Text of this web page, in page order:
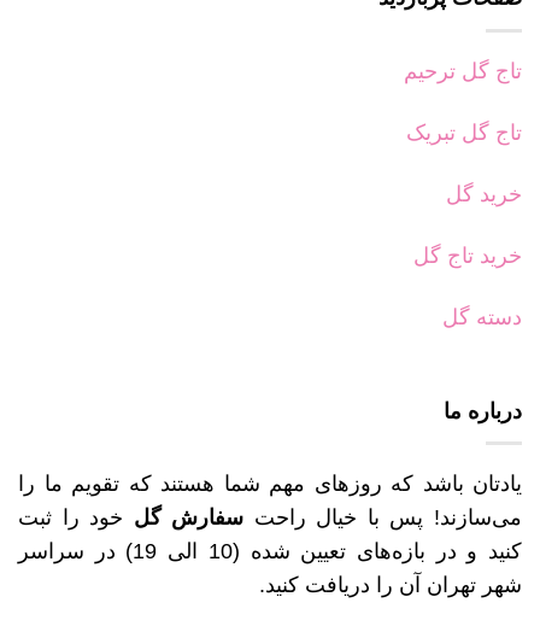
تاج گل ترحیم
تاج گل تبریک
خرید گل
خرید تاج گل
دسته گل
درباره ما
یادتان باشد که روزهای مهم شما هستند که تقویم ما را
می‌سازند! پس با خیال راحت سفارش گل خود را ثبت
کنید و در بازه‌های تعیین شده (10 الی 19) در سراسر
شهر تهران آن را دریافت کنید.